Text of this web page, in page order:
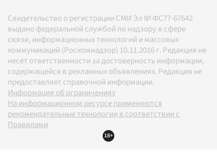
Свидетельство о регистрации СМИ Эл № ФС77-67642
выдано федеральной службой по надзору в сфере
связи, информационных технологий и массовых
коммуникаций (Роскомнадзор) 10.11.2016 г. Редакция не
несет ответственности за достоверность информации,
содержащейся в рекламных объявлениях. Редакция не
предоставляет справочной информации.
Информация об ограничениях
На информационном ресурсе применяются
рекомендательные технологии в соответствии с
Правилами
18+